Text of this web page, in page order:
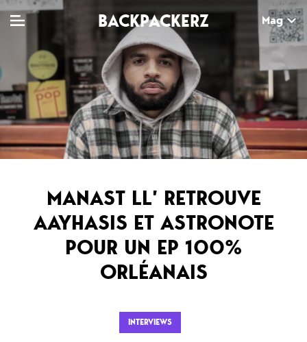
BACKPACKERZ Mag
TV
Clips
Live
Web-séries
MAG
Dossiers
Tops
Chroniques
Sorties
Newsletter
AGENDA
Paris
Festivals
MANAST LL’ RETROUVE
AAYHASIS ET ASTRONOTE
POUR UN EP 100%
ORLÉANAIS
INTERVIEWS